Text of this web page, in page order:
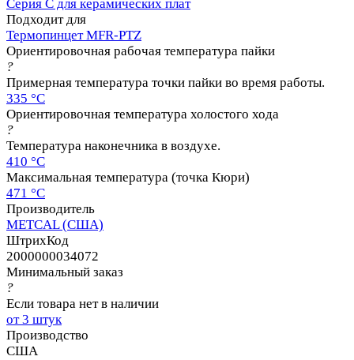
Серия C для керамических плат
Подходит для
Термопинцет MFR-PTZ
Ориентировочная рабочая температура пайки
?
Примерная температура точки пайки во время работы.
335 °C
Ориентировочная температура холостого хода
?
Температура наконечника в воздухе.
410 °C
Максимальная температура (точка Кюри)
471 °C
Производитель
METCAL (США)
ШтрихКод
2000000034072
Минимальный заказ
?
Если товара нет в наличии
от 3 штук
Производство
США